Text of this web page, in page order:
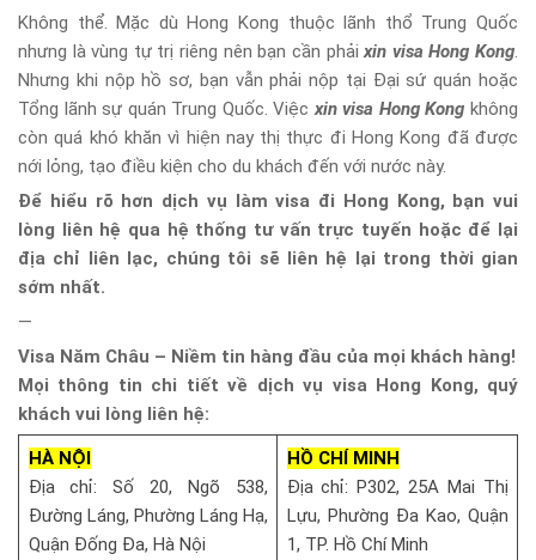
Không thể. Mặc dù Hong Kong thuộc lãnh thổ Trung Quốc
nhưng là vùng tự trị riêng nên bạn cần phảixin visa Hong Kong
Nhưng khi nộp hồ sơ, bạn vẫn phải nộp tại Đại sứ quán hoặc
Tổng lãnh sự quán Trung Quốc. Việc xin visa Hong Kong không
còn quá khó khăn vì hiện nay thị thực đi Hong Kong đã được
nới lỏng, tạo điều kiện cho du khách đến với nước này.
Để hiểu rõ hơn dịch vụ làm visa đi Hong Kong, bạn vui
lòng liên hệ qua hệ thống tư vấn trực tuyến hoặc để lại
địa chỉ liên lạc, chúng tôi sẽ liên hệ lại trong thời gian
sớm nhất.
—
Visa Năm Châu – Niềm tin hàng đầu của mọi khách hàng!
Mọi thông tin chi tiết về dịch vụ visa Hong Kong, quý
khách vui lòng liên hệ:
HÀ NỘI
Địa chỉ: Số 20, Ngõ 538,
Đường Láng, Phường Láng Hạ,
Quận Đống Đa, Hà Nội
HỒ CHÍ MINH
Địa chỉ: P302, 25A Mai Thị
Lựu, Phường Đa Kao, Quận
1, TP. Hồ Chí Minh